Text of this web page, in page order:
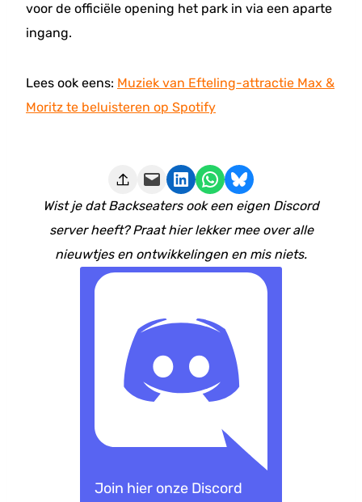
voor de officiële opening het park in via een aparte
ingang.
Lees ook eens: Muziek van Efteling-attractie Max &
Moritz te beluisteren op Spotify
Deze pagina e-mailen Delen op LinkedIn Delen via WhatsApp Share on Bluesky
Wist je dat Backseaters ook een eigen Discord
server heeft? Praat hier lekker mee over alle
nieuwtjes en ontwikkelingen en mis niets.
Join hier onze Discord